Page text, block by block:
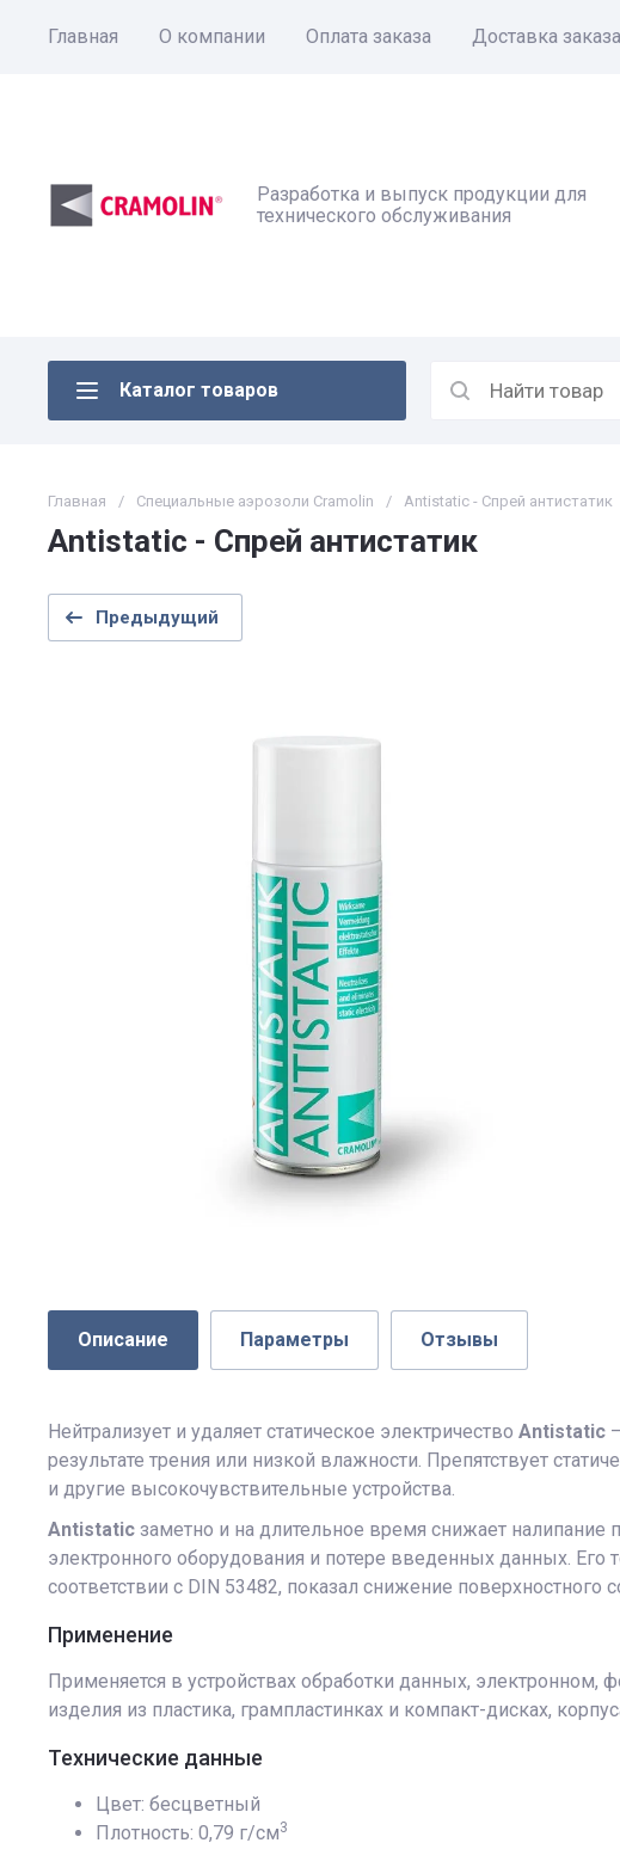
Главная О компании Оплата заказа Доставка заказа
Разработка и выпуск продукции для
технического обслуживания
Каталог товаров
Главная / Специальные аэрозоли Сramolin / Antistatic - Спрей антистатик
Antistatic - Спрей антистатик
Предыдущий
Описание Параметры Отзывы
Нейтрализует и удаляет статическое электричество Antistatic
результате трения или низкой влажности. Препятствует
и другие высокочувствительные устройства.
Antistatic заметно и на длительное время снижает налипание
электронного оборудования и потере введенных данных.
соответствии с DIN 53482, показал снижение
Применение
Применяется в устройствах обработки данных,
изделия из пластика, грампластинках и компакт-дисках,
Технические данные
Цвет: бесцветный
Плотность: 0,79 г/см3